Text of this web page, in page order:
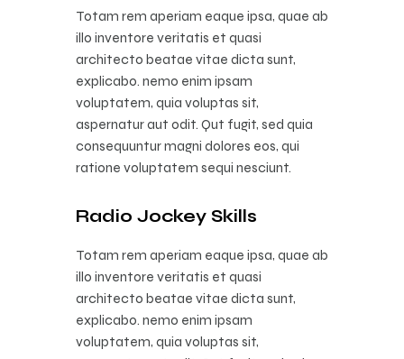
Totam rem aperiam eaque ipsa, quae ab
illo inventore veritatis et quasi
architecto beatae vitae dicta sunt,
explicabo. nemo enim ipsam
voluptatem, quia voluptas sit,
aspernatur aut odit. Qut fugit, sed quia
consequuntur magni dolores eos, qui
ratione voluptatem sequi nesciunt.
Radio Jockey Skills
Totam rem aperiam eaque ipsa, quae ab
illo inventore veritatis et quasi
architecto beatae vitae dicta sunt,
explicabo. nemo enim ipsam
voluptatem, quia voluptas sit,